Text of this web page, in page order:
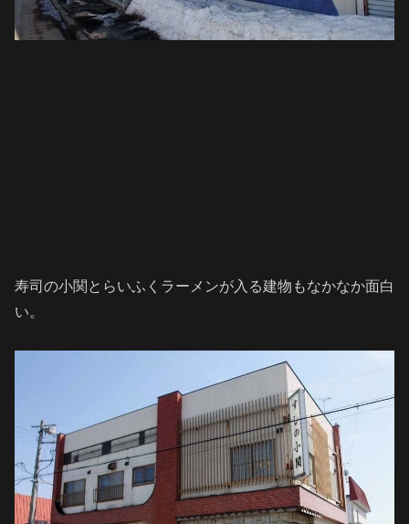
寿司の小関とらいふくラーメンが入る建物もなかなか面白
い。